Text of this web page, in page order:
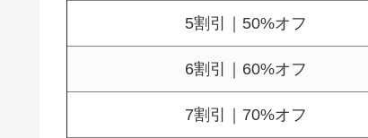
5割引｜50%オフ
6割引｜60%オフ
7割引｜70%オフ